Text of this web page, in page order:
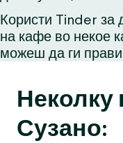
Користи Tinder за
на кафе во некое
можеш да ги
Неколку
Сузано: